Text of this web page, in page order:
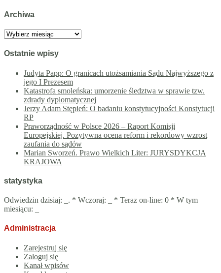
Archiwa
Archiwa
Ostatnie wpisy
Judyta Papp: O granicach utożsamiania Sądu Najwyższego z
jego I Prezesem
Katastrofa smoleńska: umorzenie śledztwa w sprawie tzw.
zdrady dyplomatycznej
Jerzy Adam Stępień: O badaniu konstytucyjności Konstytucji
RP
Praworządność w Polsce 2026 – Raport Komisji
Europejskiej. Pozytywna ocena reform i rekordowy wzrost
zaufania do sądów
Marian Sworzeń. Prawo Wielkich Liter: JURYSDYKCJA
KRAJOWA
statystyka
Odwiedzin dzisiaj: . * Wczoraj:
* Teraz on-line: 0 * W tym
miesiącu:
Administracja
Zarejestruj się
Zaloguj się
Kanał wpisów